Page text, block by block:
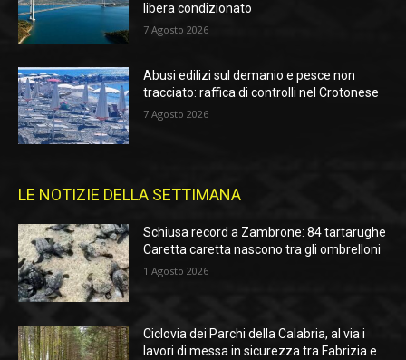
libera condizionato
7 Agosto 2026
Abusi edilizi sul demanio e pesce non
tracciato: raffica di controlli nel Crotonese
7 Agosto 2026
LE NOTIZIE DELLA SETTIMANA
Schiusa record a Zambrone: 84 tartarughe
Caretta caretta nascono tra gli ombrelloni
1 Agosto 2026
Ciclovia dei Parchi della Calabria, al via i
lavori di messa in sicurezza tra Fabrizia e